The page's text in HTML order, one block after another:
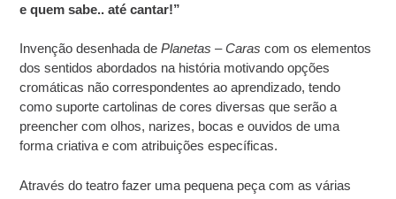
e quem sabe.. até cantar!”
Invenção desenhada dePlanetas – Caras com os elementos
dos sentidos abordados na história motivando opções
cromáticas não correspondentes ao aprendizado, tendo
como suporte cartolinas de cores diversas que serão a
preencher com olhos, narizes, bocas e ouvidos de uma
forma criativa e com atribuições específicas.
Através do teatro fazer uma pequena peça com as várias